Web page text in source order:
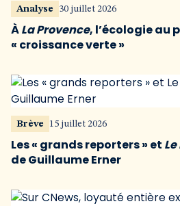
Analyse 30 juillet 2026
ÀLa Provence, l’écologie au
« croissance verte »
Brève 15 juillet 2026
Les « grands reporters » et
de Guillaume Erner